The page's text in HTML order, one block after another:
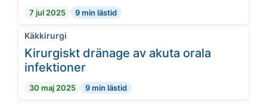
7 jul 2025 9 min lästid
Käkkirurgi
Kirurgiskt dränage av akuta orala
infektioner
30 maj 2025 9 min lästid